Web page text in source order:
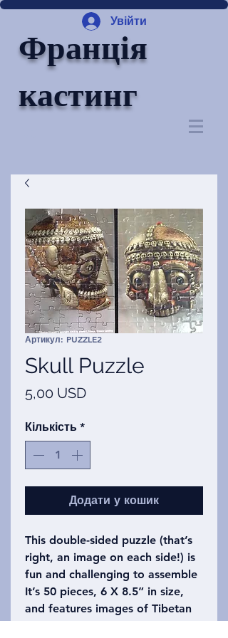
Увійти
Франція
кастинг
Артикул: PUZZLE2
Skull Puzzle
5,00 USDЦіна
Кількість *
Додати у кошик
This double-sided puzzle (that’s
right, an image on each side!) is
fun and challenging to assemble
It’s 50 pieces, 6 X 8.5” in size,
and features images of Tibetan